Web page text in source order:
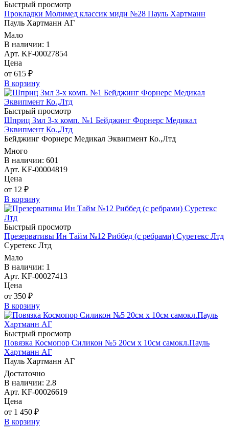
Быстрый просмотр
Прокладки Молимед классик миди №28 Пауль Хартманн
Пауль Хартманн AГ
Мало
В наличии: 1
Арт. KF-00027854
Цена
от 615 ₽
В корзину
Быстрый просмотр
Шприц 3мл 3-х комп. №1 Бейджинг Форнерс Медикал
Эквипмент Ко.,Лтд
Бейджинг Форнерс Медикал Эквипмент Ко.,Лтд
Много
В наличии: 601
Арт. KF-00004819
Цена
от 12 ₽
В корзину
Быстрый просмотр
Презервативы Ин Тайм №12 Риббед (с ребрами) Суретекс Лтд
Суретекс Лтд
Мало
В наличии: 1
Арт. KF-00027413
Цена
от 350 ₽
В корзину
Быстрый просмотр
Повязка Космопор Силикон №5 20см х 10см самокл.Пауль
Хартманн AГ
Пауль Хартманн AГ
Достаточно
В наличии: 2.8
Арт. KF-00026619
Цена
от 1 450 ₽
В корзину